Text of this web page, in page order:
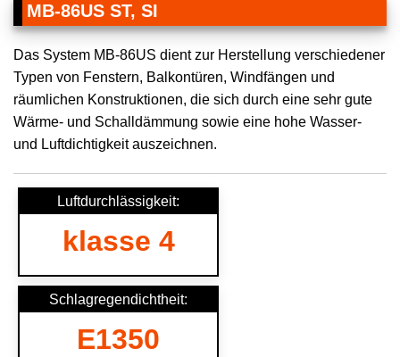
MB-86US ST, SI
Das System MB-86US dient zur Herstellung verschiedener
Typen von Fenstern, Balkontüren, Windfängen und
räumlichen Konstruktionen, die sich durch eine sehr gute
Wärme- und Schalldämmung sowie eine hohe Wasser-
und Luftdichtigkeit auszeichnen.
Luftdurchlässigkeit:
klasse 4
Schlagregendichtheit:
E1350